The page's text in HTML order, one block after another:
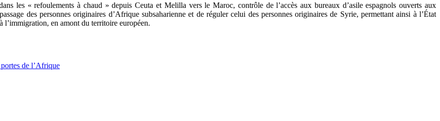
les « refoulements à chaud » depuis Ceuta et Melilla vers le Maroc, contrôle de l’accès aux bureaux d’asile espagnols ouverts aux
des personnes originaires d’Afrique subsaharienne et de réguler celui des personnes originaires de Syrie, permettant ainsi à l’État
l’immigration, en amont du territoire européen.
de l’Afrique